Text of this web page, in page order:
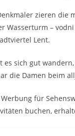
zieren die
Wasserturm –
Lent.
es sich gut
die Damen beim
für
buchen,